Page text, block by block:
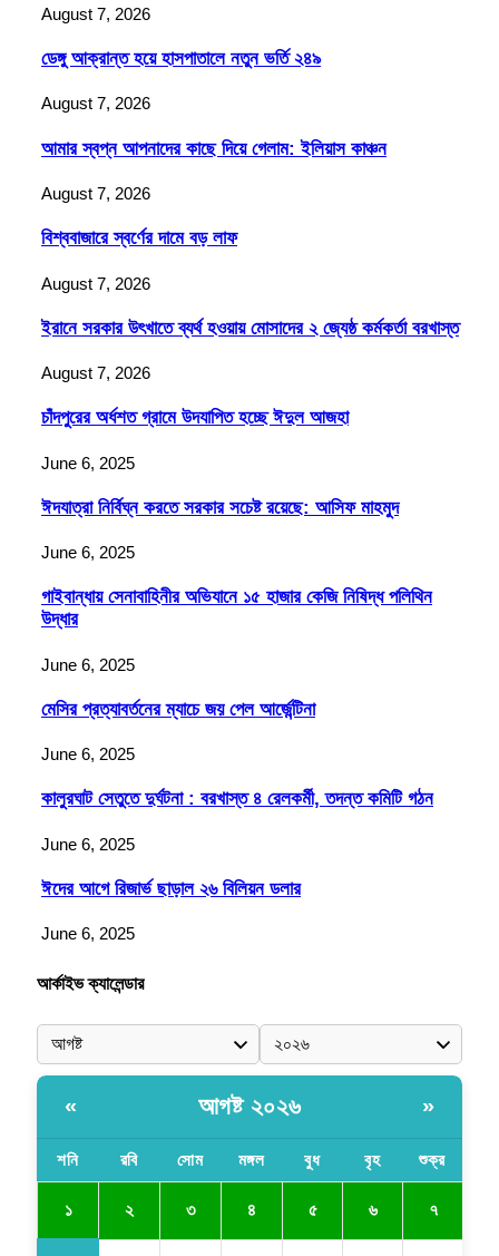
August 7, 2026
ডেঙ্গু আক্রান্ত হয়ে হাসপাতালে নতুন ভর্তি ২৪৯
August 7, 2026
আমার স্বপ্ন আপনাদের কাছে দিয়ে গেলাম: ইলিয়াস কাঞ্চন
August 7, 2026
বিশ্ববাজারে স্বর্ণের দামে বড় লাফ
August 7, 2026
ইরানে সরকার উৎখাতে ব্যর্থ হওয়ায় মোসাদের ২ জ্যেষ্ঠ কর্মকর্তা বরখাস্ত
August 7, 2026
চাঁদপুরের অর্ধশত গ্রামে উদযাপিত হচ্ছে ঈদুল আজহা
June 6, 2025
ঈদযাত্রা নির্বিঘ্ন করতে সরকার সচেষ্ট রয়েছে: আসিফ মাহমুদ
June 6, 2025
গাইবান্ধায় সেনাবাহিনীর অভিযানে ১৫ হাজার কেজি নিষিদ্ধ পলিথিন
উদ্ধার
June 6, 2025
মেসির প্রত্যাবর্তনের ম্যাচে জয় পেল আর্জেন্টিনা
June 6, 2025
কালুরঘাট সেতুতে দুর্ঘটনা : বরখাস্ত ৪ রেলকর্মী, তদন্ত কমিটি গঠন
June 6, 2025
ঈদের আগে রিজার্ভ ছাড়াল ২৬ বিলিয়ন ডলার
June 6, 2025
আর্কাইভ ক্যালেন্ডার
« আগষ্ট ২০২৬ »
শনি রবি সোম মঙ্গল বুধ বৃহ শুক্র
১ ২ ৩ ৪ ৫ ৬ ৭